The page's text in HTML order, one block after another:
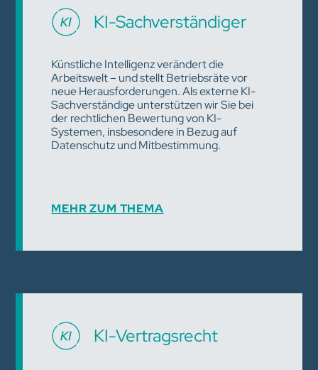
KI-Sachverständiger
Künstliche Intelligenz verändert die
Arbeitswelt – und stellt Betriebsräte vor
neue Herausforderungen. Als externe KI-
Sachverständige unterstützen wir Sie bei
der rechtlichen Bewertung von KI-
Systemen, insbesondere in Bezug auf
Datenschutz und Mitbestimmung.
MEHR ZUM THEMA
KI-Vertragsrecht